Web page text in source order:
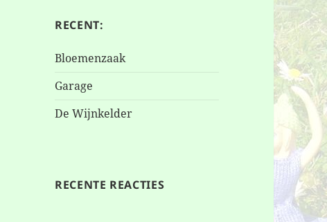
RECENT:
Bloemenzaak
Garage
De Wijnkelder
RECENTE REACTIES